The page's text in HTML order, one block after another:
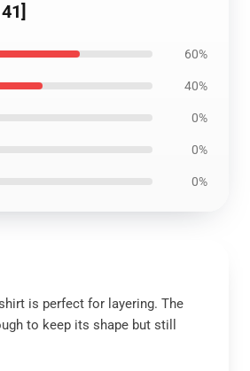
60%
40%
0%
0%
0%
is perfect for layering. The
to keep its shape but still